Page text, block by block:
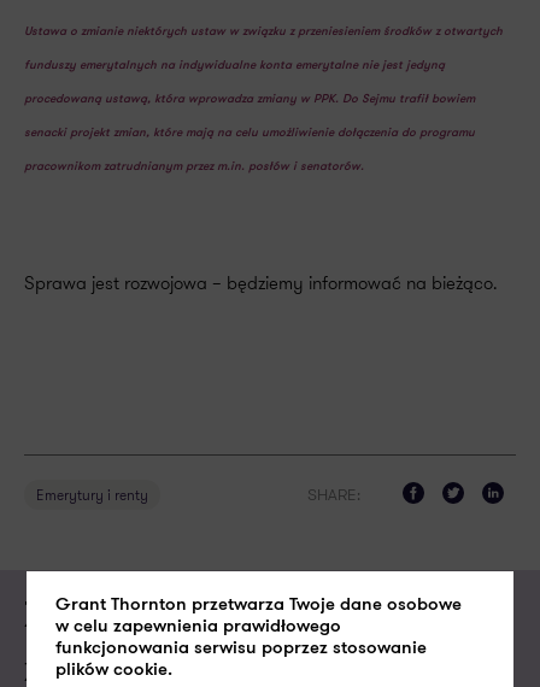
Ustawa o zmianie niektórych ustaw w związku z przeniesieniem środków z otwartych
funduszy emerytalnych na indywidualne konta emerytalne nie jest jedyną
procedowaną ustawą, która wprowadza zmiany w PPK. Do Sejmu trafił bowiem
senacki projekt zmian, które mają na celu umożliwienie dołączenia do programu
pracownikom zatrudnianym przez m.in. posłów i senatorów.
Sprawa jest rozwojowa – będziemy informować na bieżąco.
Emerytury i renty SHARE:
Zapytaj o ofertę usługi
Zapytanie o usługę
Grant Thornton przetwarza Twoje dane osobowe
w celu zapewnienia prawidłowego
funkcjonowania serwisu poprzez stosowanie
plików cookie.